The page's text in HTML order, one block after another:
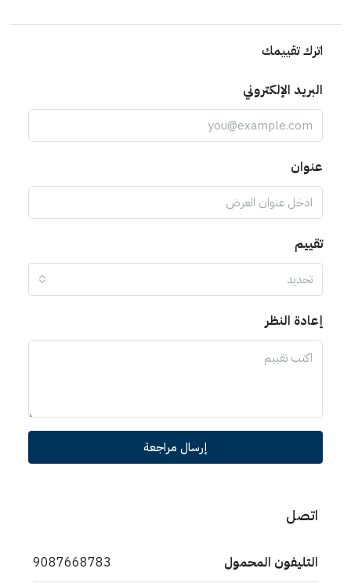
اترك تقييمك
البريد الإلكتروني
عنوان
تقييم
تحديد
إعادة النظر
إرسال مراجعة
اتصل
التليفون المحمول 9087668783